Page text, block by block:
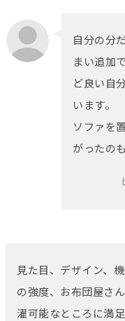
自分の分
まい追加
ど良い自
います。
ソファを
がったの
見た目、デザイン、
の強度、お布団屋さ
濯可能なところに満足